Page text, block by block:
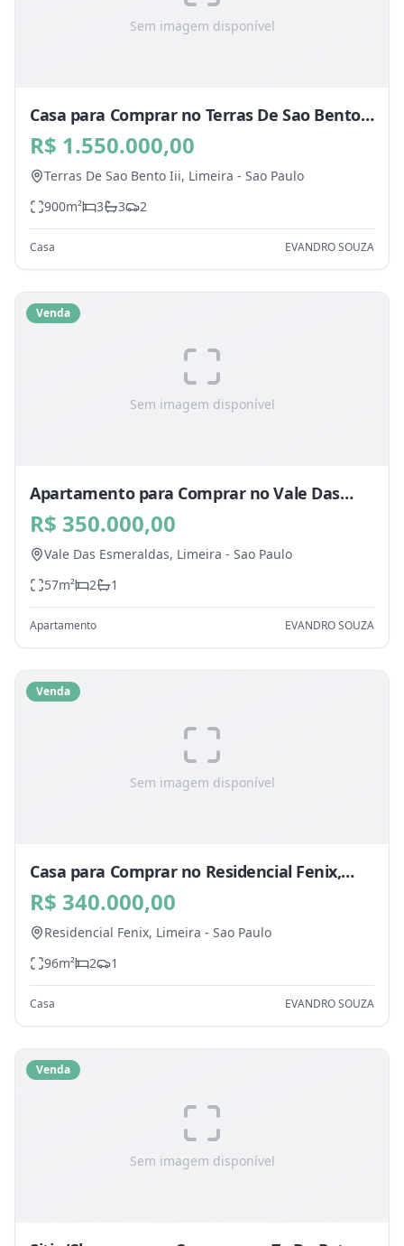
Sem imagem disponível
Casa para Comprar no Terras De Sao Bento
Iii, Limeira - SP
R$ 1.550.000,00
Terras De Sao Bento Iii, Limeira - Sao Paulo
900m² 3 3 2
Casa EVANDRO SOUZA
Sem imagem disponível
Venda
Apartamento para Comprar no Vale Das
Esmeraldas, Limeira - SP
R$ 350.000,00
Vale Das Esmeraldas, Limeira - Sao Paulo
57m² 2 1
Apartamento EVANDRO SOUZA
Sem imagem disponível
Venda
Casa para Comprar no Residencial Fenix,
Limeira - SP
R$ 340.000,00
Residencial Fenix, Limeira - Sao Paulo
96m² 2 1
Casa EVANDRO SOUZA
Sem imagem disponível
Venda